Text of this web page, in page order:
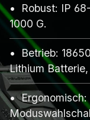
Robust: IP
1000 G.
Betrieb:
Lithium